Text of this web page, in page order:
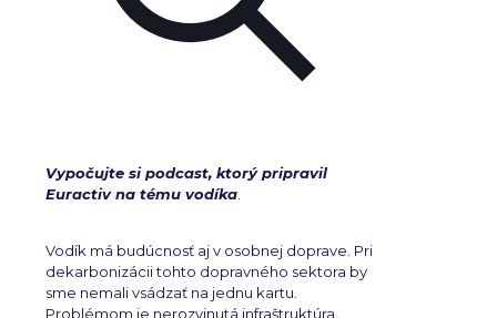
Vypočujte si podcast, ktorý pripravil
Euractiv na tému vodíka.
Vodík má budúcnosť aj v osobnej doprave. Pri
dekarbonizácii tohto dopravného sektora by
sme nemali vsádzať na jednu kartu.
Problémom je nerozvinutá infraštruktúra,